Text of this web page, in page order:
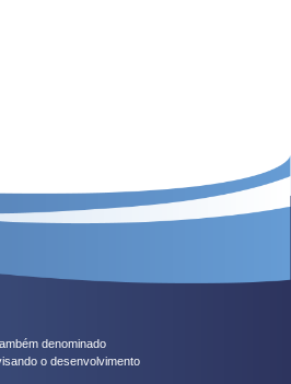
denominado
o desenvolvimento